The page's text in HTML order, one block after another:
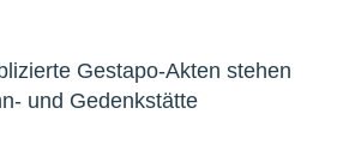
Gestapo-Akten stehen
und Gedenkstätte